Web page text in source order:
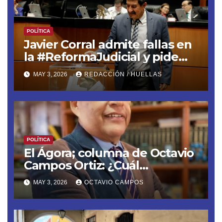
POLÍTICA
Javier Corral admite fallas en
la #ReformaJudicial y pide
frenar elecciones hasta 2028
MAY 3, 2026 REDACCIÓN / HUELLAS
POLÍTICA
El Ágora; columna de Octavio
Campos Ortiz: ¿Cuál
soberanía?
MAY 3, 2026 OCTAVIO CAMPOS